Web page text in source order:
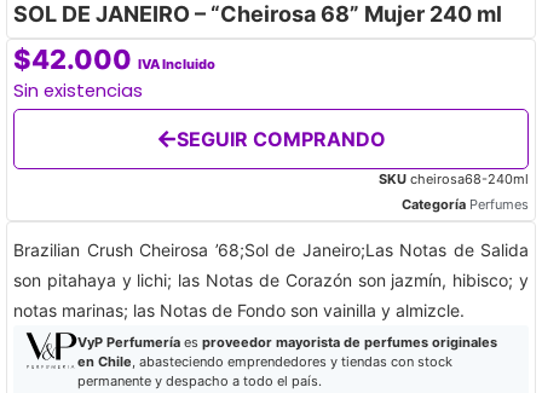
SOL DE JANEIRO – “Cheirosa 68” Mujer 240 ml
$42.000 IVA Incluido
Sin existencias
SEGUIR COMPRANDO
SKU cheirosa68-240ml
Categoría Perfumes
Brazilian Crush Cheirosa ’68;Sol de Janeiro;Las Notas de Salida
son pitahaya y lichi; las Notas de Corazón son jazmín, hibisco; y
notas marinas; las Notas de Fondo son vainilla y almizcle.
VyP Perfumeríaes proveedor mayorista de perfumes originales
en Chile, abasteciendo emprendedores y tiendas con stock
permanente y despacho a todo el país.